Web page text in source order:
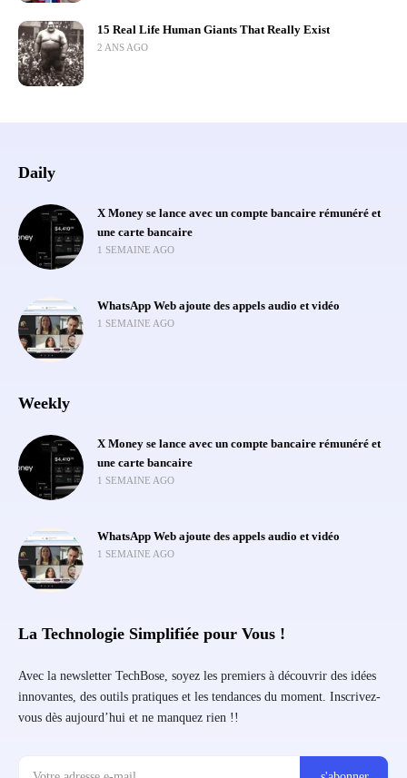
15 Real Life Human Giants That Really Exist
2 ANS AGO
Daily
X Money se lance avec un compte bancaire rémunéré et
une carte bancaire
1 SEMAINE AGO
WhatsApp Web ajoute des appels audio et vidéo
1 SEMAINE AGO
Weekly
X Money se lance avec un compte bancaire rémunéré et
une carte bancaire
1 SEMAINE AGO
WhatsApp Web ajoute des appels audio et vidéo
1 SEMAINE AGO
La Technologie Simplifiée pour Vous !
Avec la newsletter TechBose, soyez les premiers à découvrir des idées
innovantes, des outils pratiques et les tendances du moment. Inscrivez-
vous dès aujourd’hui et ne manquez rien !!